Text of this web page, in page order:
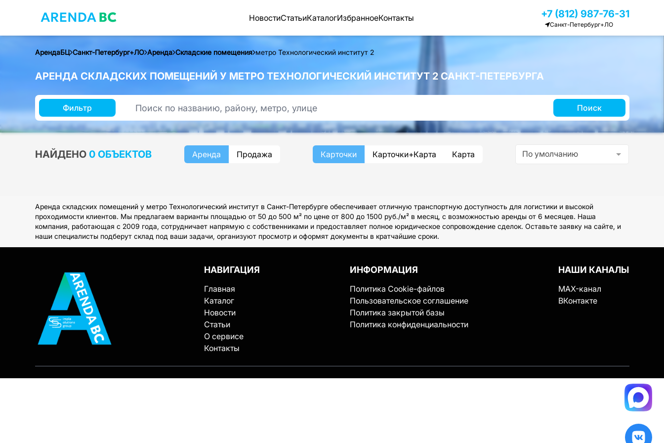
НовостиСтатьиКаталогИзбранноеКонтакты +7 (812) 987-76-31
Санкт-Петербург+ЛО
АрендаБЦ Санкт-Петербург+ЛО Аренда Складские помещения метро Технологический институт 2
АРЕНДА СКЛАДСКИХ ПОМЕЩЕНИЙ У МЕТРО ТЕХНОЛОГИЧЕСКИЙ ИНСТИТУТ 2 САНКТ-ПЕТЕРБУРГА
Фильтр Поиск
НАЙДЕНО 0 ОБЪЕКТОВ Аренда Продажа Карточки Карточки+Карта Карта По умолчанию
Аренда складских помещений у метро Технологический институт в Санкт-Петербурге обеспечивает отличную транспортную доступность для логистики и высокой
проходимости клиентов. Мы предлагаем варианты площадью от 50 до 500 м² по цене от 800 до 1500 руб./м² в месяц, с возможностью аренды от 6 месяцев. Наша
компания, работающая с 2009 года, сотрудничает напрямую с собственниками и предоставляет полное юридическое сопровождение сделок. Оставьте заявку на сайте, и
наши специалисты подберут склад под ваши задачи, организуют просмотр и оформят документы в кратчайшие сроки.
НАВИГАЦИЯ
Главная
Каталог
Новости
Статьи
О сервисе
Контакты
ИНФОРМАЦИЯ
Политика Cookie-файлов
Пользовательское соглашение
Политика закрытой базы
Политика конфиденциальности
НАШИ КАНАЛЫ
MAX-канал
ВКонтакте